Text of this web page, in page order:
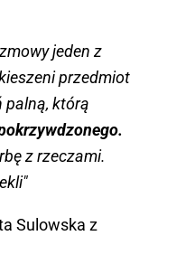
jeden z
przedmiot
palną, którą
z rzeczami.
Sulowska z